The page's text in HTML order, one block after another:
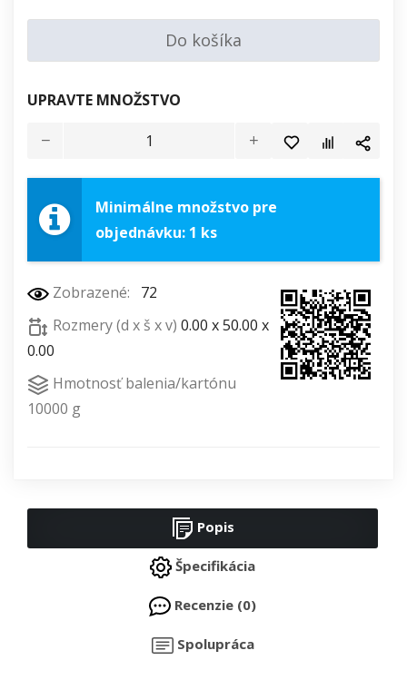
Do košíka
UPRAVTE MNOŽSTVO
Minimálne množstvo pre
objednávku: 1 ks
Zobrazené:
72
Rozmery (d x š x v) 0.00 x 50.00 x
0.00
Hmotnosť balenia/kartónu
10000 g
Popis
Špecifikácia
Recenzie (0)
Spolupráca